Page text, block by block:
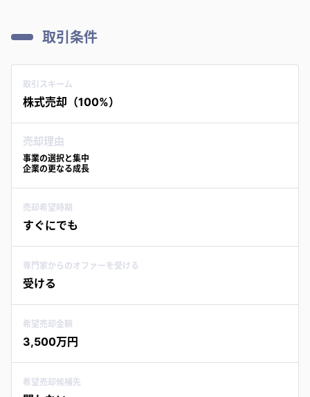
取引条件
取引スキーム
株式売却（100%）
売却理由
事業の選択と集中
企業の更なる成長
売却希望時期
すぐにでも
専門家からのオファーを受ける
受ける
希望売却金額
3,500万円
希望売却候補先